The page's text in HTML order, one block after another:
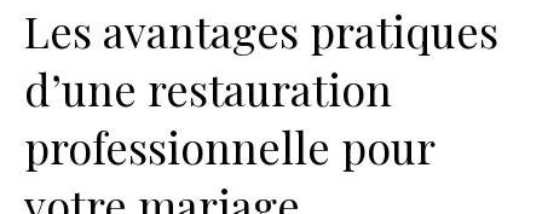
Les avantages pratiques
d’une restauration
professionnelle pour